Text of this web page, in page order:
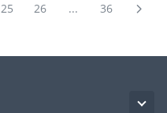
25 26 ... 36